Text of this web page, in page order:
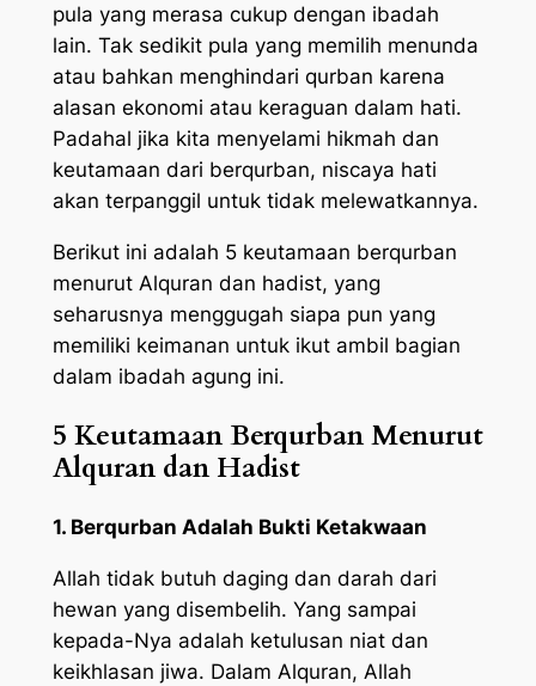
pula yang merasa cukup dengan ibadah
lain. Tak sedikit pula yang memilih menunda
atau bahkan menghindari qurban karena
alasan ekonomi atau keraguan dalam hati.
Padahal jika kita menyelami hikmah dan
keutamaan dari berqurban, niscaya hati
akan terpanggil untuk tidak melewatkannya.
Berikut ini adalah 5 keutamaan berqurban
menurut Alquran dan hadist, yang
seharusnya menggugah siapa pun yang
memiliki keimanan untuk ikut ambil bagian
dalam ibadah agung ini.
5 Keutamaan Berqurban Menurut
Alquran dan Hadist
1. Berqurban Adalah Bukti Ketakwaan
Allah tidak butuh daging dan darah dari
hewan yang disembelih. Yang sampai
kepada-Nya adalah ketulusan niat dan
keikhlasan jiwa. Dalam Alquran, Allah